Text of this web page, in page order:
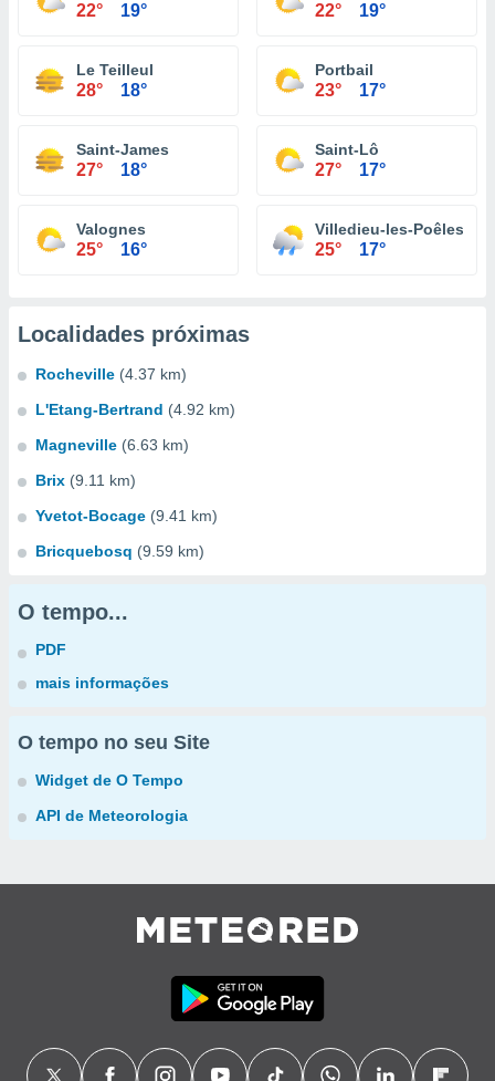
22° 19° 22° 19°
Le Teilleul
28° 18°
Portbail
23° 17°
Saint-James
27° 18°
Saint-Lô
27° 17°
Valognes
25° 16°
Villedieu-les-Poêles
25° 17°
Localidades próximas
Rocheville (4.37 km)
L'Etang-Bertrand (4.92 km)
Magneville (6.63 km)
Brix (9.11 km)
Yvetot-Bocage (9.41 km)
Bricquebosq (9.59 km)
O tempo...
PDF
mais informações
O tempo no seu Site
Widget de O Tempo
API de Meteorologia